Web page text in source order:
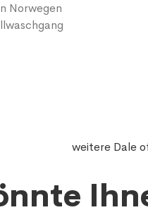
Norwegen
weitere Dale